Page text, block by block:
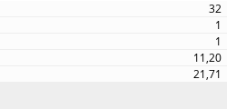
32
1
1
11,20
21,71